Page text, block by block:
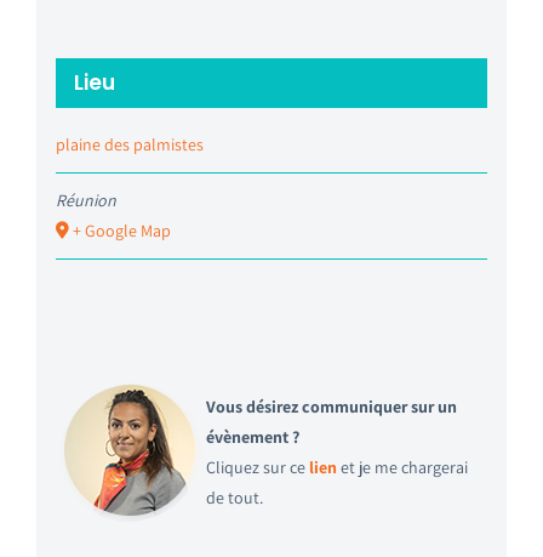
Lieu
plaine des palmistes
Réunion
+ Google Map
Vous désirez communiquer sur un
évènement ?
Cliquez sur ce lien et je me chargerai
de tout.